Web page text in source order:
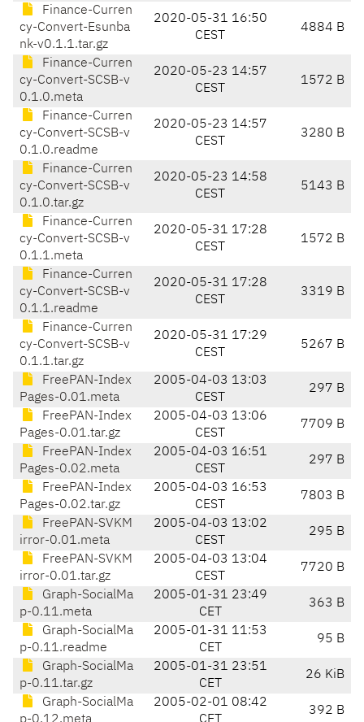
Finance-Curren
cy-Convert-Esunba
nk-v0.1.1.tar.gz
2020-05-31 16:50
CEST
4884 B
Finance-Curren
cy-Convert-SCSB-v
0.1.0.meta
2020-05-23 14:57
CEST
1572 B
Finance-Curren
cy-Convert-SCSB-v
0.1.0.readme
2020-05-23 14:57
CEST
3280 B
Finance-Curren
cy-Convert-SCSB-v
0.1.0.tar.gz
2020-05-23 14:58
CEST
5143 B
Finance-Curren
cy-Convert-SCSB-v
0.1.1.meta
2020-05-31 17:28
CEST
1572 B
Finance-Curren
cy-Convert-SCSB-v
0.1.1.readme
2020-05-31 17:28
CEST
3319 B
Finance-Curren
cy-Convert-SCSB-v
0.1.1.tar.gz
2020-05-31 17:29
CEST
5267 B
FreePAN-Index
Pages-0.01.meta
2005-04-03 13:03
CEST
297 B
FreePAN-Index
Pages-0.01.tar.gz
2005-04-03 13:06
CEST
7709 B
FreePAN-Index
Pages-0.02.meta
2005-04-03 16:51
CEST
297 B
FreePAN-Index
Pages-0.02.tar.gz
2005-04-03 16:53
CEST
7803 B
FreePAN-SVKM
irror-0.01.meta
2005-04-03 13:02
CEST
295 B
FreePAN-SVKM
irror-0.01.tar.gz
2005-04-03 13:04
CEST
7720 B
Graph-SocialMa
p-0.11.meta
2005-01-31 23:49
CET
363 B
Graph-SocialMa
p-0.11.readme
2005-01-31 11:53
CET
95 B
Graph-SocialMa
p-0.11.tar.gz
2005-01-31 23:51
CET
26 KiB
Graph-SocialMa
2005-02-01 08:42
392 B